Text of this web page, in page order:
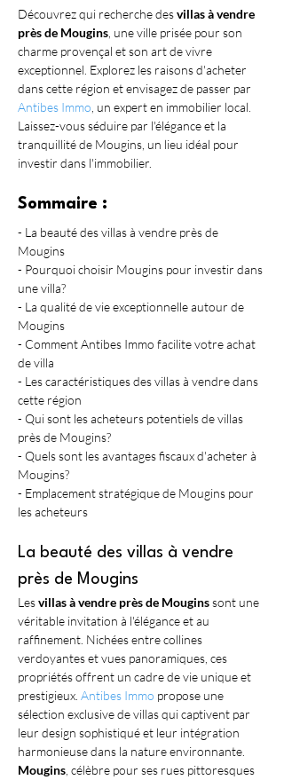
Découvrez qui recherche des villas à vendre
près de Mougins , une ville prisée pour son
charme provençal et son art de vivre
exceptionnel. Explorez les raisons d'acheter
dans cette région et envisagez de passer par
Antibes Immo , un expert en immobilier local.
Laissez-vous séduire par l'élégance et la
tranquillité de Mougins, un lieu idéal pour
investir dans l'immobilier.
Sommaire :
- La beauté des villas à vendre près de
Mougins
- Pourquoi choisir Mougins pour investir dans
une villa?
- La qualité de vie exceptionnelle autour de
Mougins
- Comment Antibes Immo facilite votre achat
de villa
- Les caractéristiques des villas à vendre dans
cette région
- Qui sont les acheteurs potentiels de villas
près de Mougins?
- Quels sont les avantages fiscaux d'acheter à
Mougins?
- Emplacement stratégique de Mougins pour
les acheteurs
La beauté des villas à vendre
près de Mougins
Les villas à vendre près de Mougins sont une
véritable invitation à l'élégance et au
raffinement. Nichées entre collines
verdoyantes et vues panoramiques, ces
propriétés offrent un cadre de vie unique et
prestigieux. Antibes Immo propose une
sélection exclusive de villas qui captivent par
leur design sophistiqué et leur intégration
harmonieuse dans la nature environnante.
Mougins , célèbre pour ses rues pittoresques